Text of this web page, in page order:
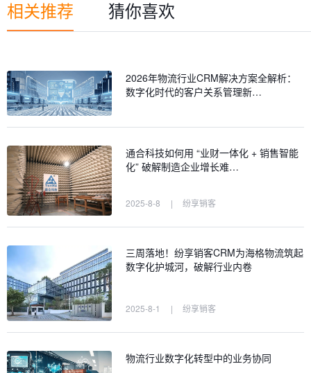
相关推荐 猜你喜欢
2026年物流行业CRM解决方案全解析：
数字化时代的客户关系管理新…
通合科技如何用 “业财一体化 + 销售智能
化” 破解制造企业增长难…
2025-8-8 | 纷享销客
三周落地！纷享销客CRM为海格物流筑起
数字化护城河，破解行业内卷
2025-8-1 | 纷享销客
物流行业数字化转型中的业务协同